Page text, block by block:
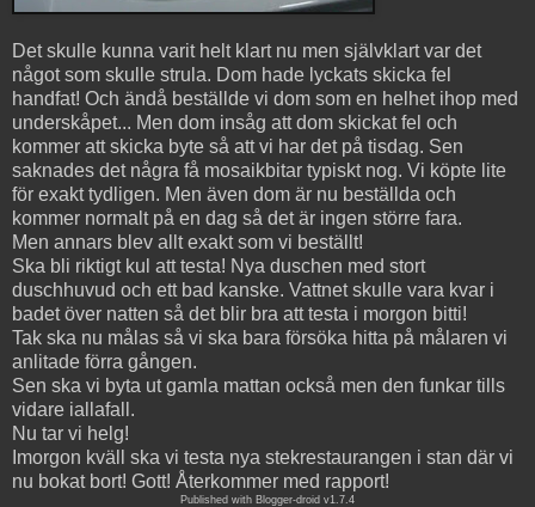
Det skulle kunna varit helt klart nu men självklart var det
något som skulle strula. Dom hade lyckats skicka fel
handfat! Och ändå beställde vi dom som en helhet ihop med
underskåpet... Men dom insåg att dom skickat fel och
kommer att skicka byte så att vi har det på tisdag. Sen
saknades det några få mosaikbitar typiskt nog. Vi köpte lite
för exakt tydligen. Men även dom är nu beställda och
kommer normalt på en dag så det är ingen större fara.
Men annars blev allt exakt som vi beställt!
Ska bli riktigt kul att testa! Nya duschen med stort
duschhuvud och ett bad kanske. Vattnet skulle vara kvar i
badet över natten så det blir bra att testa i morgon bitti!
Tak ska nu målas så vi ska bara försöka hitta på målaren vi
anlitade förra gången.
Sen ska vi byta ut gamla mattan också men den funkar tills
vidare iallafall.
Nu tar vi helg!
Imorgon kväll ska vi testa nya stekrestaurangen i stan där vi
nu bokat bort! Gott! Återkommer med rapport!
Published with Blogger-droid v1.7.4